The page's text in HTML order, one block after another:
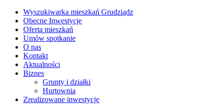
Wyszukiwarka mieszkań Grudziądz
Obecne Inwestycje
Oferta mieszkań
Umów spotkanie
O nas
Kontakt
Aktualności
Biznes
Grunty i działki
Hurtownia
Zrealizowane inwestycje